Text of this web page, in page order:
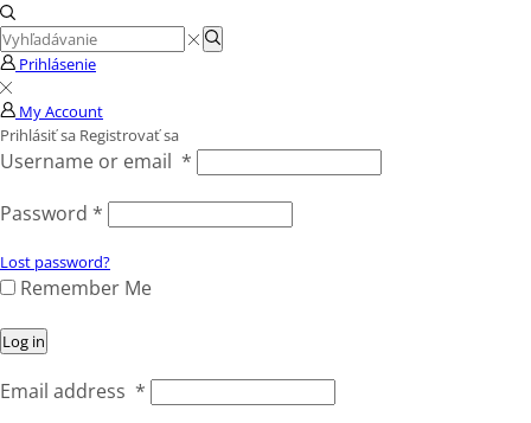
Search
input
Search
Prihlásenie
My Account
Prihlásiť sa Registrovať sa
Username or email *
Password *
Lost password?
Remember Me
Log in
Email address *